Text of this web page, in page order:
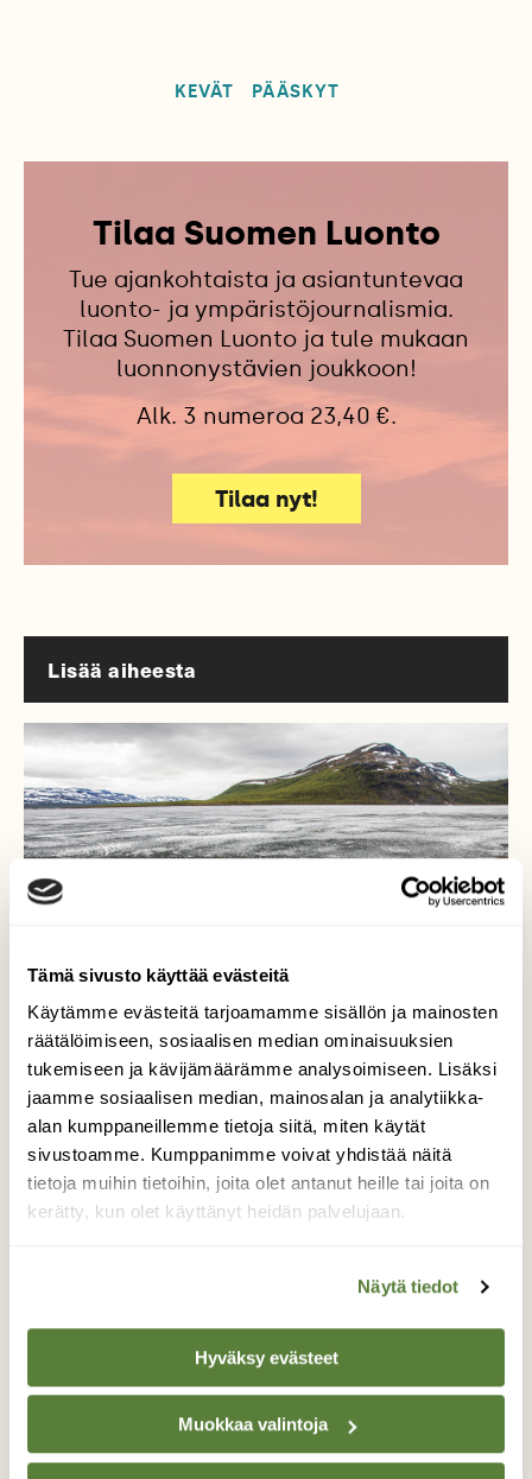
Tämä sivusto käyttää evästeitä
Käytämme evästeitä tarjoamamme sisällön ja mainosten
räätälöimiseen, sosiaalisen median ominaisuuksien
tukemiseen ja kävijämäärämme analysoimiseen. Lisäksi
jaamme sosiaalisen median, mainosalan ja analytiikka-
alan kumppaneillemme tietoja siitä, miten käytät
sivustoamme. Kumppanimme voivat yhdistää näitä
tietoja muihin tietoihin, joita olet antanut heille tai joita on
kerätty, kun olet käyttänyt heidän palvelujaan.
Näytä tiedot
Hyväksy evästeet
Muokkaa valintoja
KEVÄT PÄÄSKYT
Tilaa Suomen Luonto
Tue ajankohtaista ja asiantuntevaa
luonto- ja ympäristöjournalismia.
Tilaa Suomen Luonto ja tule mukaan
luonnonystävien joukkoon!
Alk. 3 numeroa 23,40 €.
Tilaa nyt!
Lisää aiheesta
RETKEILY
Kilpisjärven kiihkeä kevät